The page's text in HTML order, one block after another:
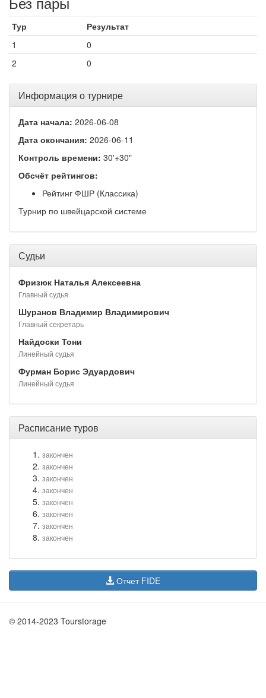
Тур
Результат
1
0
2
0
Информация о турнире
Дата начала: 2026-06-08
Дата окончания: 2026-06-11
Контроль времени: 30'+30"
Обсчёт рейтингов:
Рейтинг ФШР (Классика)
Турнир по швейцарской системе
Судьи
Фризюк Наталья Алексеевна
Главный судья
Шуранов Владимир Владимирович
Главный секретарь
Найдоски Тони
Линейный судья
Фурман Борис Эдуардович
Линейный судья
Расписание туров
закончен
закончен
закончен
закончен
закончен
закончен
закончен
закончен
Отчет FIDE
© 2014-2023 Tourstorage